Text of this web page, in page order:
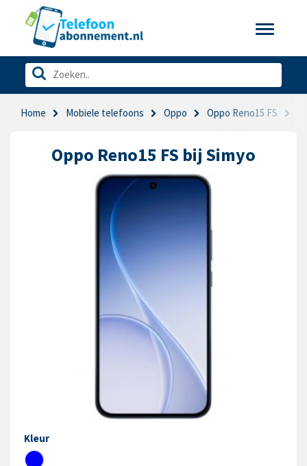
Toggle
Home Mobiele telefoons Oppo Oppo Reno15 FS
Oppo Reno15 FS bij Simyo
Kleur